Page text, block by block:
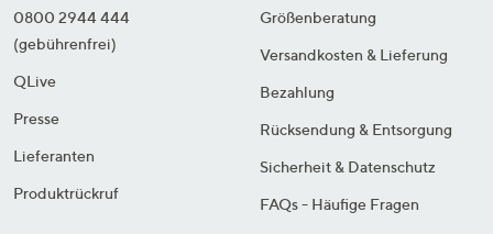
0800 2944 444
(gebührenfrei)
QLive
Presse
Lieferanten
Produktrückruf
Größenberatung
Versandkosten & Lieferung
Bezahlung
Rücksendung & Entsorgung
Sicherheit & Datenschutz
FAQs - Häufige Fragen